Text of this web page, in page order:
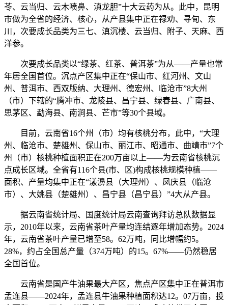
苓、云当归、云木喷鼻、滇龙胆”十大云药为从。此中，昆明
市做为全省的经济、核心，从产县集中正在禄劝、寻甸、东
川，次要成长品类为三七、滇沉楼、云当归、附子、天麻、西
洋参。
次要成长品类以“绿茶、红茶、普洱茶”为从——产量也常
年居全国首位。沉点产区集中正在“保山市、红河州、文山
州、普洱市、西双版纳、大理州、德宏州、临沧市”8大州
（市）下辖的“腾冲市、龙陵县、昌宁县、绿春县、广南县、
思茅区、勐海县、南涧县、芒市”等30个县域。
目前，云南省16个州（市）均有核桃分布，此中，“大理
州、临沧市、楚雄州、保山市、丽江市、昭通市、曲靖市”7个
州（市）核桃种植面积正在200万亩以上——为云南省核桃沉
点成长区域。全省有116个县(市、区)构成核桃规模种植——
面积、产量均集中正在“漾濞县（大理州）、凤庆县（临沧
市）、大姚县（楚雄州）、昌宁县（昌宁县）”4大从产县。
据云南省统计局、国度统计局云南查询拜访总队数据显
示，2010年以来，云南省茶叶产量均连结逐年增加态势。2024
年，云南省茶叶产量已增至58。62万吨，同比增幅约5。
28%，约占全国总产量（374万吨）的15。67%——仍然稳居
全国首位。
云南省是国产牛油果最大产区，焦点产区集中正在普洱市
孟连县——2024年，孟连县牛油果种植面积达12。07万亩，投